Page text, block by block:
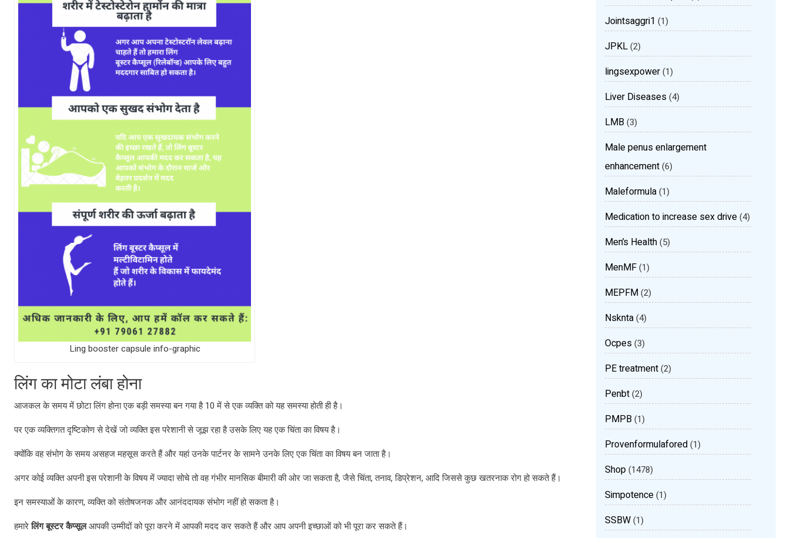
Ling booster capsule info-graphic
लिंग का मोटा लंबा होना
आजकल के समय में छोटा लिंग होना एक बड़ी समस्या बन गया है 10 में से एक व्यक्ति को यह समस्या होती ही है।
पर एक व्यक्तिगत दृष्टिकोण से देखें जो व्यक्ति इस परेशानी से जूझ रहा है उसके लिए यह एक चिंता का विषय है।
क्योंकि वह संभोग के समय असहज महसूस करते हैं और यहां उनके पार्टनर के सामने उनके लिए एक चिंता का विषय बन जाता है।
अगर कोई व्यक्ति अपनी इस परेशानी के विषय में ज्यादा सोचे तो वह गंभीर मानसिक बीमारी की ओर जा सकता है, जैसे चिंता, तनाव, डिप्रेशन, आदि जिससे कुछ खतरनाक रोग हो सकते हैं।
इन समस्याओं के कारण, व्यक्ति को संतोषजनक और आनंददायक संभोग नहीं हो सकता है।
हमारेलिंग बूस्टर कैप्सूलआपकी उम्मीदों को पूरा करने में आपकी मदद कर सकते हैं और आप अपनी इच्छाओं को भी पूरा कर सकते हैं।
Jointsaggri1 (1)
JPKL(2)
lingsexpower(1)
Liver Diseases(4)
LMB(3)
Male penus enlargement
enhancement(6)
Maleformula(1)
Medication to increase sex drive(4)
Men’s Health(5)
MenMF(1)
MEPFM(2)
Nsknta(4)
Ocpes(3)
PE treatment(2)
Penbt(2)
PMPB(1)
Provenformulafored(1)
Shop(1478)
Simpotence(1)
SSBW(1)